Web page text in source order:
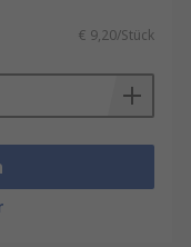
€ 9,20/Stück